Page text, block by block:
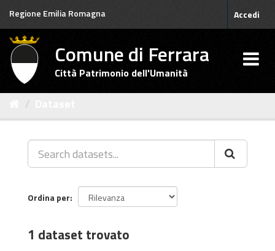
Salta
contenuto
Regione Emilia Romagna Accedi
Comune di Ferrara
Città Patrimonio dell'Umanità
Ordina per
1 dataset trovato